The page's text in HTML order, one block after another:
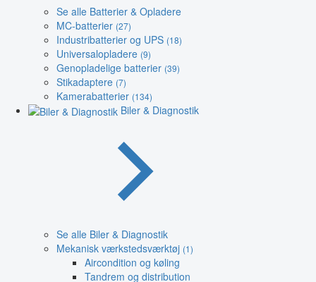
Se alle Batterier & Opladere
MC-batterier (27)
Industribatterier og UPS (18)
Universalopladere (9)
Genopladelige batterier (39)
Stikadaptere (7)
Kamerabatterier (134)
Biler & Diagnostik
Se alle Biler & Diagnostik
Mekanisk værkstedsværktøj (1)
Aircondition og køling
Tandrem og distribution